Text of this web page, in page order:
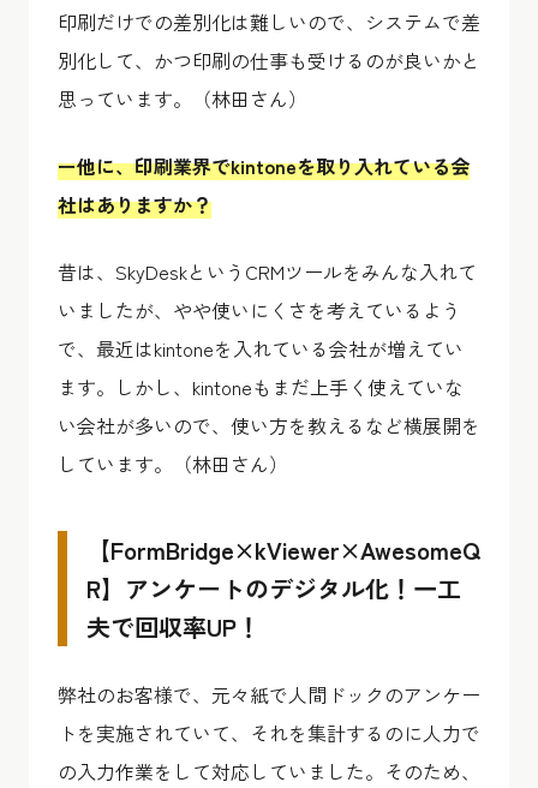
印刷だけでの差別化は難しいので、システムで差
別化して、かつ印刷の仕事も受けるのが良いかと
思っています。（林田さん）
ー他に、印刷業界でkintoneを取り入れている会
社はありますか？
昔は、SkyDeskというCRMツールをみんな入れて
いましたが、やや使いにくさを考えているよう
で、最近はkintoneを入れている会社が増えてい
ます。しかし、kintoneもまだ上手く使えていな
い会社が多いので、使い方を教えるなど横展開を
しています。（林田さん）
【FormBridge×kViewer×AwesomeQ
R】アンケートのデジタル化！一工
夫で回収率UP！
弊社のお客様で、元々紙で人間ドックのアンケー
トを実施されていて、それを集計するのに人力で
の入力作業をして対応していました。そのため、